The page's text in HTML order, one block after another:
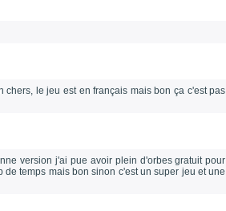
le jeu est en français mais bon ça c'est pas
version j'ai pue avoir plein d'orbes gratuit pour
temps mais bon sinon c'est un super jeu et une